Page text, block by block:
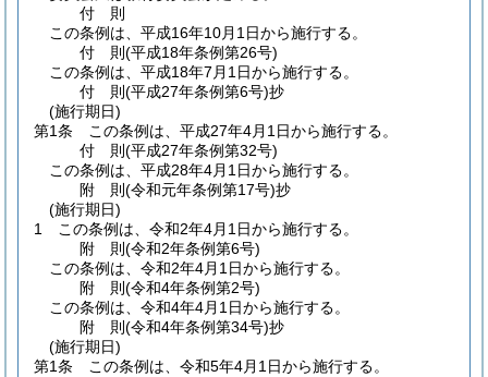
付 則
この条例は、平成16年10月1日から施行する。
付 則(平成18年条例第26号)
この条例は、平成18年7月1日から施行する。
付 則(平成27年条例第6号)抄
(施行期日)
第1条
この条例は、平成27年4月1日から施行する。
付 則(平成27年条例第32号)
この条例は、平成28年4月1日から施行する。
附 則(令和元年条例第17号)抄
(施行期日)
1
この条例は、令和2年4月1日から施行する。
附 則(令和2年条例第6号)
この条例は、令和2年4月1日から施行する。
附 則(令和4年条例第2号)
この条例は、令和4年4月1日から施行する。
附 則(令和4年条例第34号)抄
(施行期日)
第1条
この条例は、令和5年4月1日から施行する。